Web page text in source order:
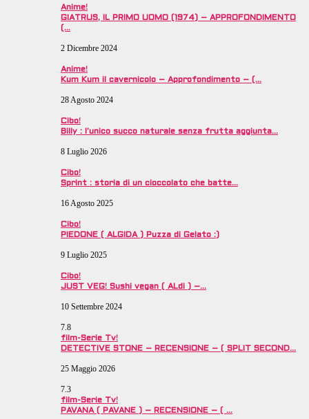
Anime!
GIATRUS, IL PRIMO UOMO (1974) – APPROFONDIMENTO
(…
2 Dicembre 2024
Anime!
Kum Kum il cavernicolo – Approfondimento – (…
28 Agosto 2024
Cibo!
Billy : l’unico succo naturale senza frutta aggiunta…
8 Luglio 2026
Cibo!
Sprint : storia di un cioccolato che batte…
16 Agosto 2025
Cibo!
PIEDONE ( ALGIDA ) Puzza di Gelato :)
9 Luglio 2025
Cibo!
JUST VEG! Sushi vegan ( ALdi ) –…
10 Settembre 2024
7.8
film-Serie Tv!
DETECTIVE STONE – RECENSIONE – ( SPLIT SECOND…
25 Maggio 2026
7.3
film-Serie Tv!
PAVANA ( PAVANE ) – RECENSIONE – ( …